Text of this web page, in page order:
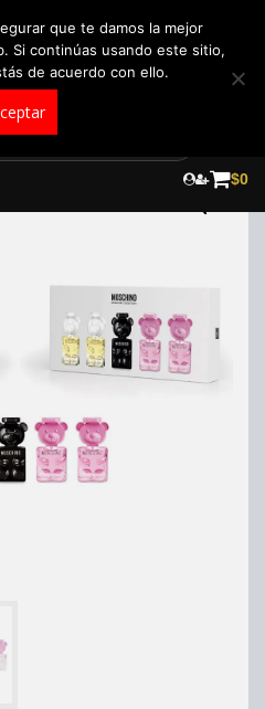
$0
que te damos la mejor
Si continúas usando este sitio,
de acuerdo con ello.